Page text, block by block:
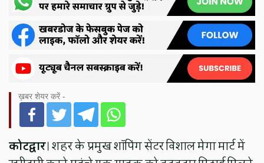
ख़बर शेयर करें -
कोटद्वार। शहर के प्रमुख शॉपिंग सेंटर विशाल मेगा मार्ट में